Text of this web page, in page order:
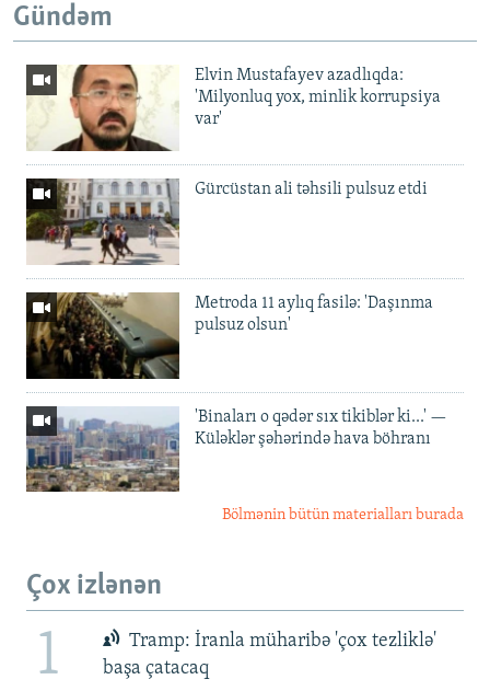
Gündəm
Elvin Mustafayev azadlıqda:
'Milyonluq yox, minlik korrupsiya
var'
Gürcüstan ali təhsili pulsuz etdi
Metroda 11 aylıq fasilə: 'Daşınma
pulsuz olsun'
'Binaları o qədər sıx tikiblər ki...' —
Küləklər şəhərində hava böhranı
Bölmənin bütün materialları burada
Çox izlənən
1
Tramp: İranla müharibə 'çox tezliklə'
başa çatacaq